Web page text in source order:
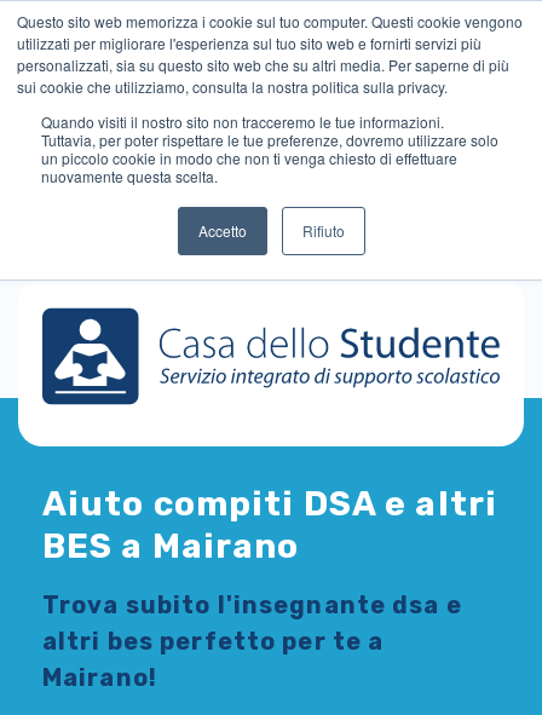
Questo sito web memorizza i cookie sul tuo computer. Questi cookie vengono
utilizzati per migliorare l'esperienza sul tuo sito web e fornirti servizi più
personalizzati, sia su questo sito web che su altri media. Per saperne di più
sui cookie che utilizziamo, consulta la nostra politica sulla privacy.
Quando visiti il ​​nostro sito non tracceremo le tue informazioni.
Tuttavia, per poter rispettare le tue preferenze, dovremo utilizzare solo
un piccolo cookie in modo che non ti venga chiesto di effettuare
nuovamente questa scelta.
Accetto Rifiuto
Aiuto compiti DSA e altri
BES a Mairano
Trova subito l'insegnante dsa e
altri bes perfetto per te a
Mairano!